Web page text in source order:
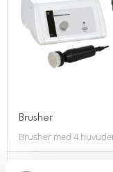
Brusher
Brusher med 4